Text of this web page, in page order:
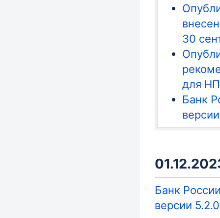
30
для
Банк
Банк
версии